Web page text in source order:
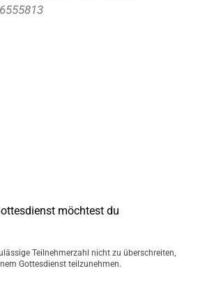
möchtest du
Teilnehmerzahl nicht zu überschreiten,
Gottesdienst teilzunehmen.